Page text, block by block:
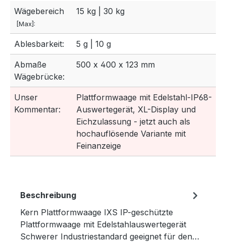
Wägebereich
[Max]:
15 kg | 30 kg
Ablesbarkeit: 5 g | 10 g
Abmaße
Wägebrücke:
500 x 400 x 123 mm
Unser
Kommentar:
Plattformwaage mit Edelstahl-IP68-
Auswertegerät, XL-Display und
Eichzulassung - jetzt auch als
hochauflösende Variante mit
Feinanzeige
Beschreibung
Kern Plattformwaage IXS IP-geschützte
Plattformwaage mit Edelstahlauswertegerät
Schwerer Industriestandard geeignet für den…